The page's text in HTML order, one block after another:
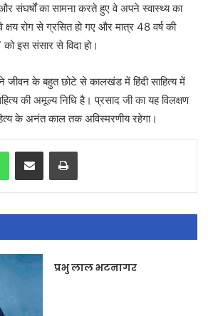
संघर्षों का सामना करते हुए वे अपने स्वास्थ्य का
रोग से ग्रसित हो गए और मात्र 48 वर्ष की
इस संसार से विदा हो।
के बहुत छोटे से कालखंड में हिंदी साहित्य में
की अमूल्य निधि है। प्रसाद जी का यह विलक्षण
के अनंत काल तक अविस्मरणीय रहेगा।
WhatsApp
Share via Email Print
प्रभु लाल भटनागर